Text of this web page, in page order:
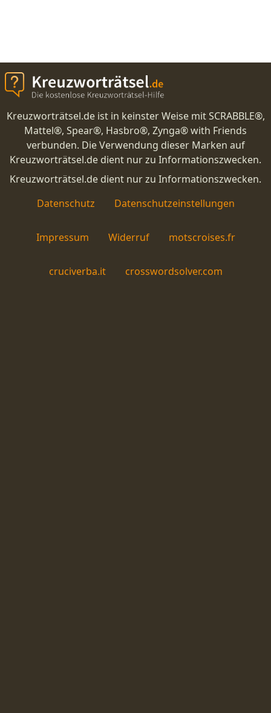
Kreuzworträtsel.de ist in keinster Weise mit SCRABBLE®,
Mattel®, Spear®, Hasbro®, Zynga® with Friends
verbunden. Die Verwendung dieser Marken auf
Kreuzworträtsel.de dient nur zu Informationszwecken.
Kreuzworträtsel.de dient nur zu Informationszwecken.
Datenschutz
Datenschutzeinstellungen
Impressum Widerruf motscroises.fr
cruciverba.it crosswordsolver.com